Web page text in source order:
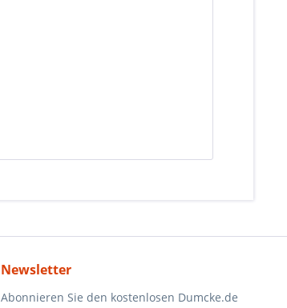
Newsletter
Abonnieren Sie den kostenlosen Dumcke.de